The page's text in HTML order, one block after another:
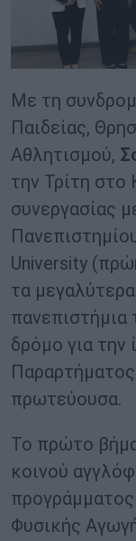
Με τη
Παιδείας,
Αθλητισμού,
την Τρίτη στο
συνεργασίας
University
τα
πανεπιστήμια
δρόμο για την
πρωτεύουσα.
Το πρώτο
κοινού
Φυσικής